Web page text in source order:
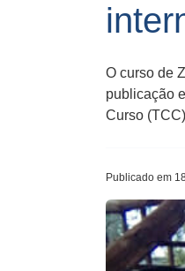
O curso de
publicação
Curso
Publicado em